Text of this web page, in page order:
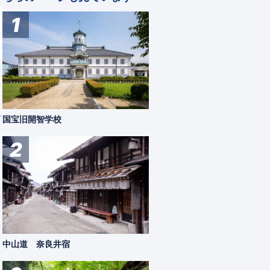
1
国宝旧開智学校
2
中山道 奈良井宿